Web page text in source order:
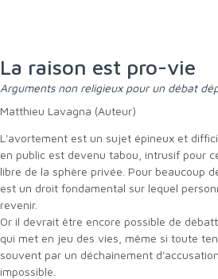
La raison est pro-vie
Arguments non religieux pour un débat
Matthieu Lavagna (Auteur)
L'avortement est un sujet épineux et difficile à aborder. Oser en parler
en public est devenu tabou, intrusif pour
libre de la sphère privée. Pour beaucoup
est un droit fondamental sur lequel
revenir.
Or il devrait être encore possible de débattre d'une question essentielle
qui met en jeu des vies, même si toute
souvent par un déchaînement
impossible.